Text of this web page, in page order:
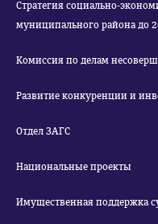
Стратегия социально-
муниципального района до
Комиссия по делам
Развитие конкуренции и
Отдел ЗАГС
Национальные проекты
Имущественная поддержка